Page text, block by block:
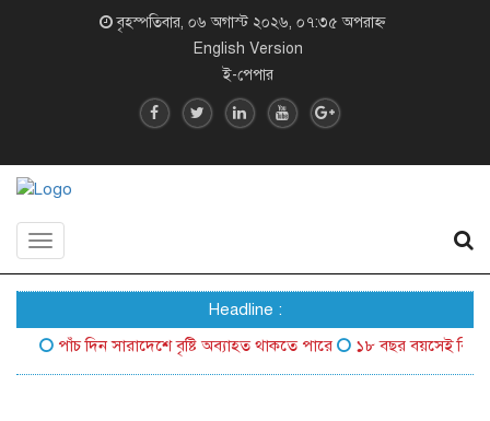
বৃহস্পতিবার, ০৬ অগাস্ট ২০২৬, ০৭:৩৫ অপরাহ্ন
English Version
ই-পেপার
Toggle
Headline :
পাঁচ দিন সারাদেশে বৃষ্টি অব্যাহত থাকতে পারে
১৮ বছর বয়সেই বিশ্বের